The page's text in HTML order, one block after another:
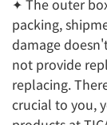
✦ The outer
packing,
damage
not provide
replacing.
crucial to you,